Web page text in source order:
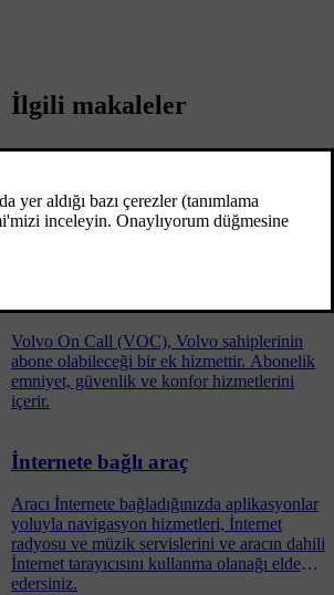
İlgili makaleler
Bluetooth® ile donatılmış bir cep telefonu,
Volvo On Call (VOC), Volvo sahiplerinin
abone olabileceği bir ek hizmettir. Abonelik
emniyet, güvenlik ve konfor hizmetlerini
içerir.
İnternete bağlı araç
Aracı İnternete bağladığınızda aplikasyonlar
yoluyla navigasyon hizmetleri, İnternet
radyosu ve müzik servislerini ve aracın dahili
İnternet tarayıcısını kullanma olanağı elde
edersiniz.